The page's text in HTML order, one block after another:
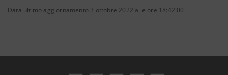
Data ultimo aggiornamento 3 ottobre 2022 alle ore 18:42:00